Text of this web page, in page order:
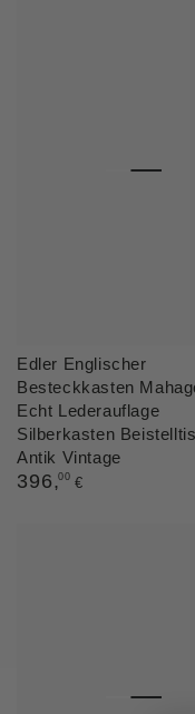
Edler Englischer
Besteckkasten
Echt Lederauflage
Silberkasten
Antik Vintage
Regulärer
396,00 €